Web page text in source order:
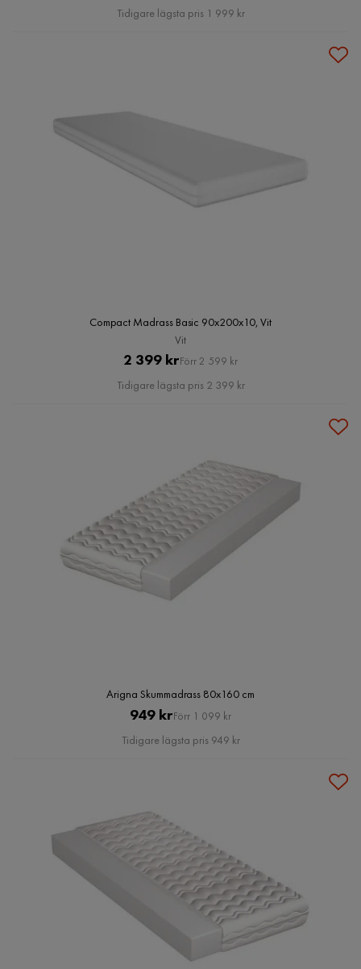
Pris
Tidigare lägsta pris 1 999 kr
Compact Madrass Basic 90x200x10, Vit
Vit
Pris
2 399 krOriginal
Pris
Förr 2 599 kr
Tidigare lägsta pris 2 399 kr
Arigna Skummadrass 80x160 cm
Pris
949 kr Original
Pris
Förr 1 099 kr
Tidigare lägsta pris 949 kr